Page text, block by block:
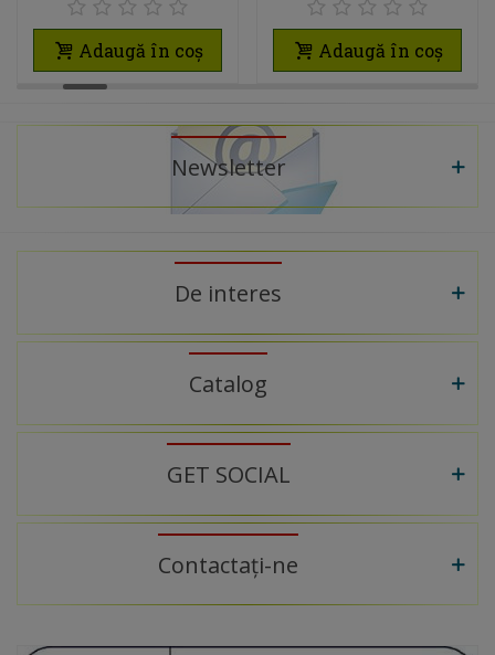
Adaugă în coș Adaugă în coș
Newsletter
De interes
Catalog
GET SOCIAL
Contactați-ne